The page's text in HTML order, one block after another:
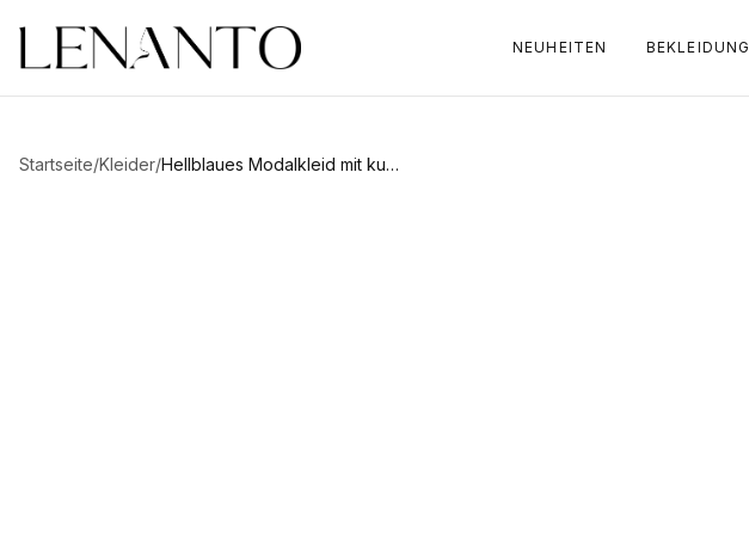
NEUHEITEN BEKLEIDUNG
Startseite/Kleider/ Hellblaues Modalkleid mit kurzen Ärmeln Rosa